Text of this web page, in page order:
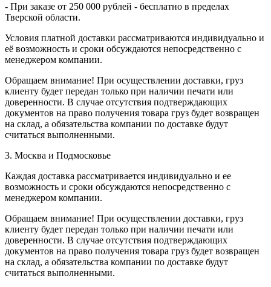
- При заказе от 250 000 рублей - бесплатно в пределах
Тверской области.
Условия платной доставки рассматриваются индивидуально и
её возможность и сроки обсуждаются непосредственно с
менеджером компании.
Обращаем внимание! При осуществлении доставки, груз
клиенту будет передан только при наличии печати или
доверенности. В случае отсутствия подтверждающих
документов на право получения товара груз будет возвращен
на склад, а обязательства компании по доставке будут
считаться выполненными.
3. Москва и Подмосковье
Каждая доставка рассматривается индивидуально и ее
возможность и сроки обсуждаются непосредственно с
менеджером компании.
Обращаем внимание! При осуществлении доставки, груз
клиенту будет передан только при наличии печати или
доверенности. В случае отсутствия подтверждающих
документов на право получения товара груз будет возвращен
на склад, а обязательства компании по доставке будут
считаться выполненными.